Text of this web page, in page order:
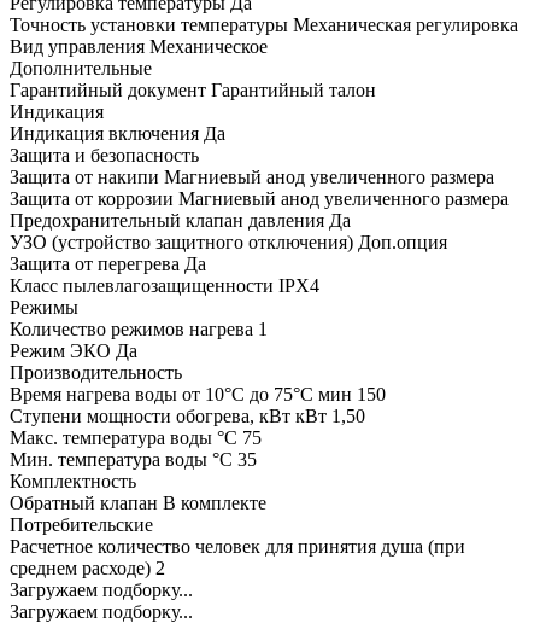
Точность установки температуры Механическая регулировка
Вид управления Механическое
Дополнительные
Гарантийный документ Гарантийный талон
Индикация
Индикация включения Да
Защита и безопасность
Защита от накипи Магниевый анод увеличенного размера
Защита от коррозии Магниевый анод увеличенного размера
Предохранительный клапан давления Да
УЗО (устройство защитного отключения) Доп.опция
Защита от перегрева Да
Класс пылевлагозащищенности IPX4
Режимы
Количество режимов нагрева 1
Режим ЭКО Да
Производительность
Время нагрева воды от 10°С до 75°С мин 150
Ступени мощности обогрева, кВт кВт 1,50
Макс. температура воды °С 75
Мин. температура воды °С 35
Комплектность
Обратный клапан В комплекте
Потребительские
Расчетное количество человек для принятия душа (при
среднем расходе) 2
Загружаем подборку...
Загружаем подборку...